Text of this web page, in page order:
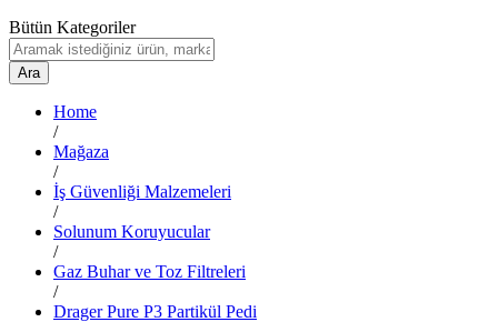
Bütün Kategoriler
Ara
Home
/
Mağaza
/
İş Güvenliği Malzemeleri
/
Solunum Koruyucular
/
Gaz Buhar ve Toz Filtreleri
/
Drager Pure P3 Partikül Pedi